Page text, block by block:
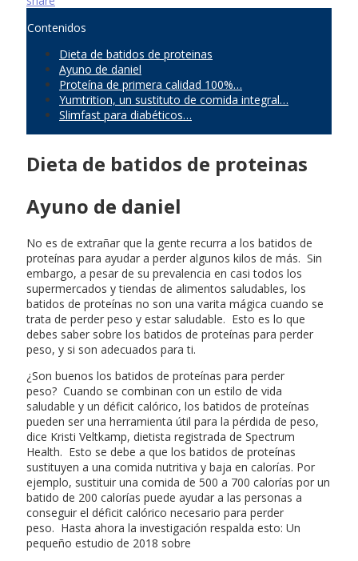
Contenidos
Dieta de batidos de proteinas
Ayuno de daniel
Proteína de primera calidad 100%…
Yumtrition, un sustituto de comida integral…
Slimfast para diabéticos…
Dieta de batidos de proteinas
Ayuno de daniel
No es de extrañar que la gente recurra a los batidos de
proteínas para ayudar a perder algunos kilos de más. Sin
embargo, a pesar de su prevalencia en casi todos los
supermercados y tiendas de alimentos saludables, los
batidos de proteínas no son una varita mágica cuando se
trata de perder peso y estar saludable. Esto es lo que
debes saber sobre los batidos de proteínas para perder
peso, y si son adecuados para ti.
¿Son buenos los batidos de proteínas para perder
peso? Cuando se combinan con un estilo de vida
saludable y un déficit calórico, los batidos de proteínas
pueden ser una herramienta útil para la pérdida de peso,
dice Kristi Veltkamp, dietista registrada de Spectrum
Health. Esto se debe a que los batidos de proteínas
sustituyen a una comida nutritiva y baja en calorías. Por
ejemplo, sustituir una comida de 500 a 700 calorías por un
batido de 200 calorías puede ayudar a las personas a
conseguir el déficit calórico necesario para perder
peso. Hasta ahora la investigación respalda esto: Un
pequeño estudio de 2018 sobre